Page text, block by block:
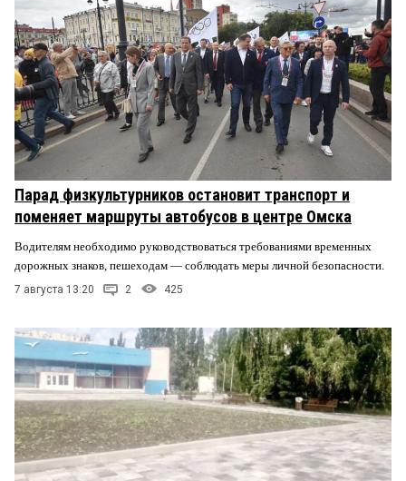
Парад физкультурников остановит транспорт и
поменяет маршруты автобусов в центре Омска
Водителям необходимо руководствоваться требованиями временных
дорожных знаков, пешеходам — соблюдать меры личной безопасности.
7 августа 13:20 2 425